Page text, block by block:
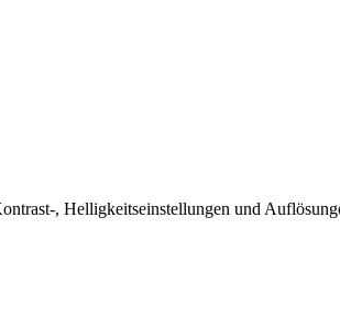
, Helligkeitseinstellungen und